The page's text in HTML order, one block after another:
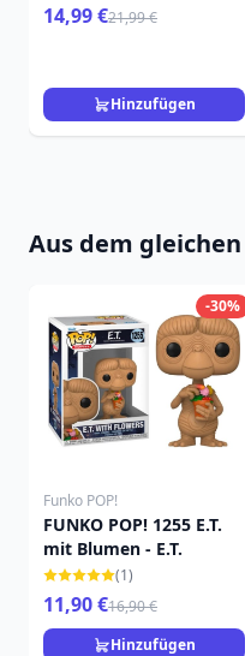
14,99 €21,99 €
Hinzufügen
Aus dem
-30%
Funko POP!
FUNKO POP! 1255 E.T.
mit Blumen - E.T.
(1)
11,90 €16,90 €
Hinzufügen